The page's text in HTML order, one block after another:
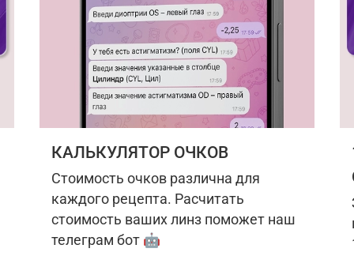
КАЛЬКУЛЯТОР ОЧКОВ
Стоимость очков различна для
каждого рецепта. Расчитать
стоимость ваших линз поможет наш
телеграм бот 🤖